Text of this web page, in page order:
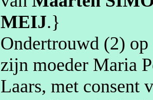
MEIJ.}
Ondertrouwd (2) op
zijn moeder Maria
Laars, met consent